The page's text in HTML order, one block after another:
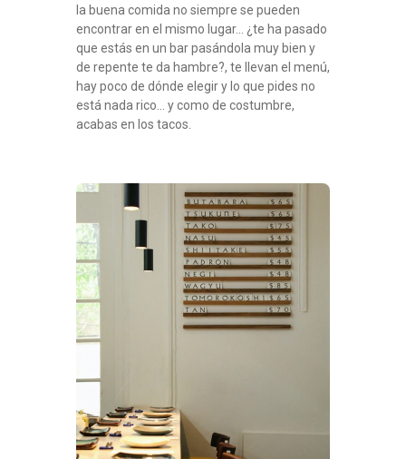
la buena comida no siempre se pueden
encontrar en el mismo lugar… ¿te ha pasado
que estás en un bar pasándola muy bien y
de repente te da hambre?, te llevan el menú,
hay poco de dónde elegir y lo que pides no
está nada rico… y como de costumbre,
acabas en los tacos.